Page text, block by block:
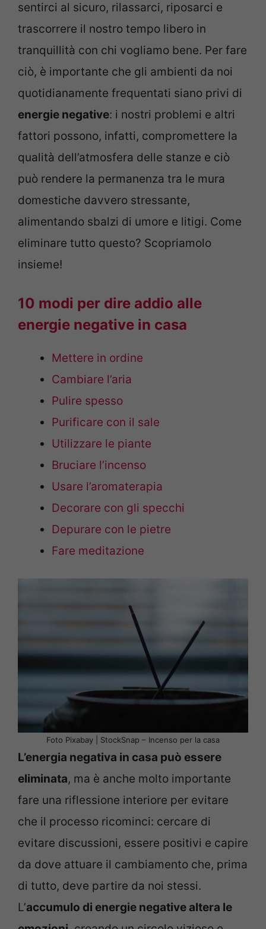
sentirci al sicuro, rilassarci, riposarci e
trascorrere il nostro tempo libero in
tranquillità con chi vogliamo bene. Per fare
ciò, è importante che gli ambienti da noi
quotidianamente frequentati siano privi di
energie negative: i nostri problemi e altri
fattori possono, infatti, compromettere la
qualità dell’atmosfera delle stanze e ciò
può rendere la permanenza tra le mura
domestiche davvero stressante,
alimentando sbalzi di umore e litigi. Come
eliminare tutto questo? Scopriamolo
insieme!
10 modi per dire addio alle
energie negative in casa
Mettere in ordine
Cambiare l’aria
Pulire spesso
Purificare con il sale
Utilizzare le piante
Bruciare l’incenso
Usare l’aromaterapia
Decorare con gli specchi
Depurare con le pietre
Fare meditazione
Foto Pixabay | StockSnap – Incenso per la casa
L’energia negativa in casa può essere
eliminata, ma è anche molto importante
fare una riflessione interiore per evitare
che il processo ricominci: cercare di
evitare discussioni, essere positivi e capire
da dove attuare il cambiamento che, prima
di tutto, deve partire da noi stessi.
L’accumulo di energie negative altera le